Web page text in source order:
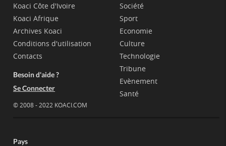
Koaci Côte d'Ivoire
Koaci Afrique
Archives Koaci
Conditions d'utilisation
Contacts
Besoin d'aide ?
Se Connecter
© 2008 - 2022 KOACI.COM
Société
Sport
Economie
Culture
Technologie
Tribune
Evènement
Santé
Pays